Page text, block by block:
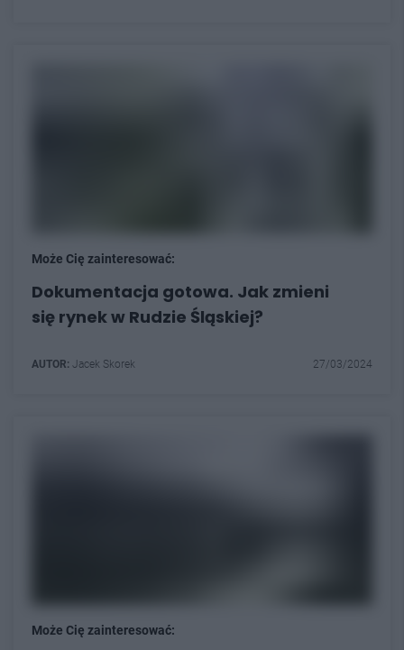
Może Cię zainteresować:
Dokumentacja gotowa. Jak zmieni
się rynek w Rudzie Śląskiej?
AUTOR: Jacek Skorek 27/03/2024
Może Cię zainteresować: